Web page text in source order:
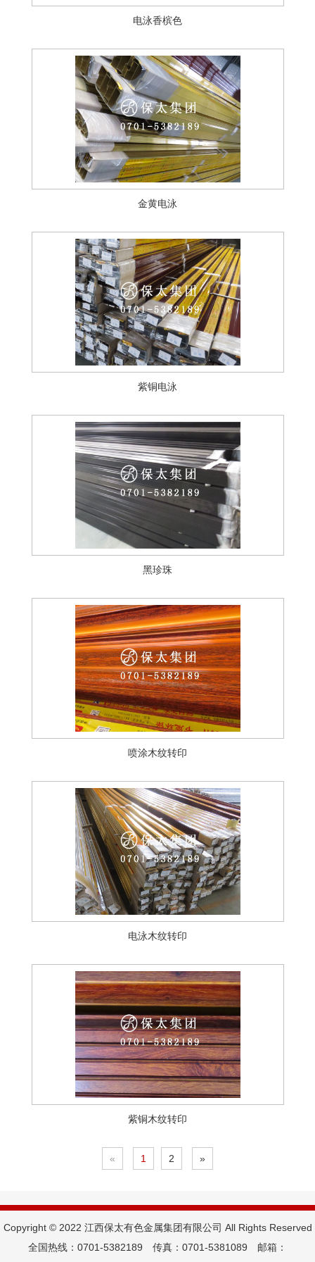
电泳香槟色
金黄电泳
紫铜电泳
黑珍珠
喷涂木纹转印
电泳木纹转印
紫铜木纹转印
« 1 2 »
Copyright © 2022 江西保太有色金属集团有限公司 All Rights Reserved
全国热线：0701-5382189 传真：0701-5381089 邮箱：